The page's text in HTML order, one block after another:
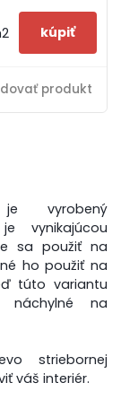
vyrobený
vynikajúcou
sa použiť na
ho použiť na
túto variantu
náchylné na
striebornej
váš interiér.